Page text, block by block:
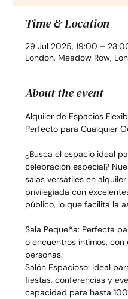
Time & Location
29 Jul 2025, 19:00 –
London, Meadow Row,
About the event
Alquiler de Espacios
Perfecto para Cualquier
¿Busca el espacio ideal
celebración especial?
salas versátiles en
privilegiada con
público, lo que facilita la
Sala Pequeña: Perfecta
o encuentros íntimos,
personas.
Salón Espacioso: Ideal
fiestas, conferencias y
capacidad para hasta